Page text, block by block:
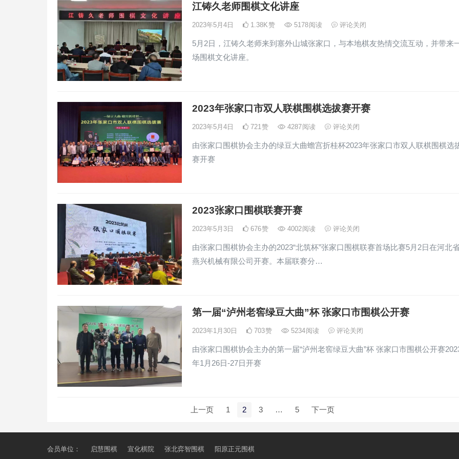
江铸久老师围棋文化讲座
2023年5月4日 1.38K赞 5178阅读 评论关闭
5月2日，江铸久老师来到塞外山城张家口，与本地棋友热情交流互动，并带来
场围棋文化讲座。
2023年张家口市双人联棋围棋选拔赛开赛
2023年5月4日 721赞 4287阅读 评论关闭
由张家口围棋协会主办的绿豆大曲蟾宫折桂杯2023年张家口市双人联棋围棋选
赛开赛
2023张家口围棋联赛开赛
2023年5月3日 676赞 4002阅读 评论关闭
由张家口围棋协会主办的2023“北筑杯”张家口围棋联赛首场比赛5月2日在河北
燕兴机械有限公司开赛。本届联赛分…
第一届“泸州老窖绿豆大曲”杯 张家口市围棋公开赛
2023年1月30日 703赞 5234阅读 评论关闭
由张家口围棋协会主办的第一届“泸州老窖绿豆大曲”杯 张家口市围棋公开赛
年1月26日-27日开赛
上一页 1 2 3 … 5 下一页
会员单位： 启慧围棋 宣化棋院 张北弈智围棋 阳原正元围棋